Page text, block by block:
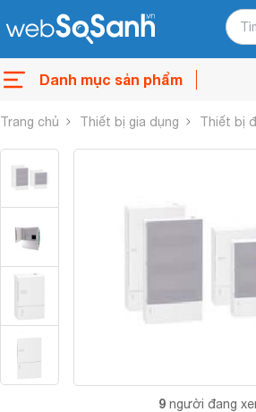
Danh mục sản phẩm
Trang chủ Thiết bị gia dụng Thiết bị
9 người đang